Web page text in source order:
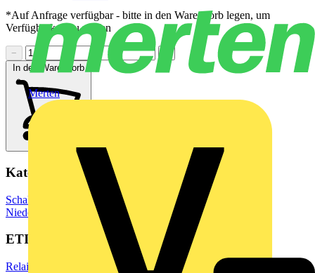
Merten
*Auf Anfrage verfügbar - bitte in den Warenkorb legen, um
Verfügbarkeit zu prüfen
−
In den Warenkorb
Kategorien
Schaltgeräte & Überstromschutz
Schaltgeräte
Niederspannungsschaltgeräte
ETIM Group
Relais